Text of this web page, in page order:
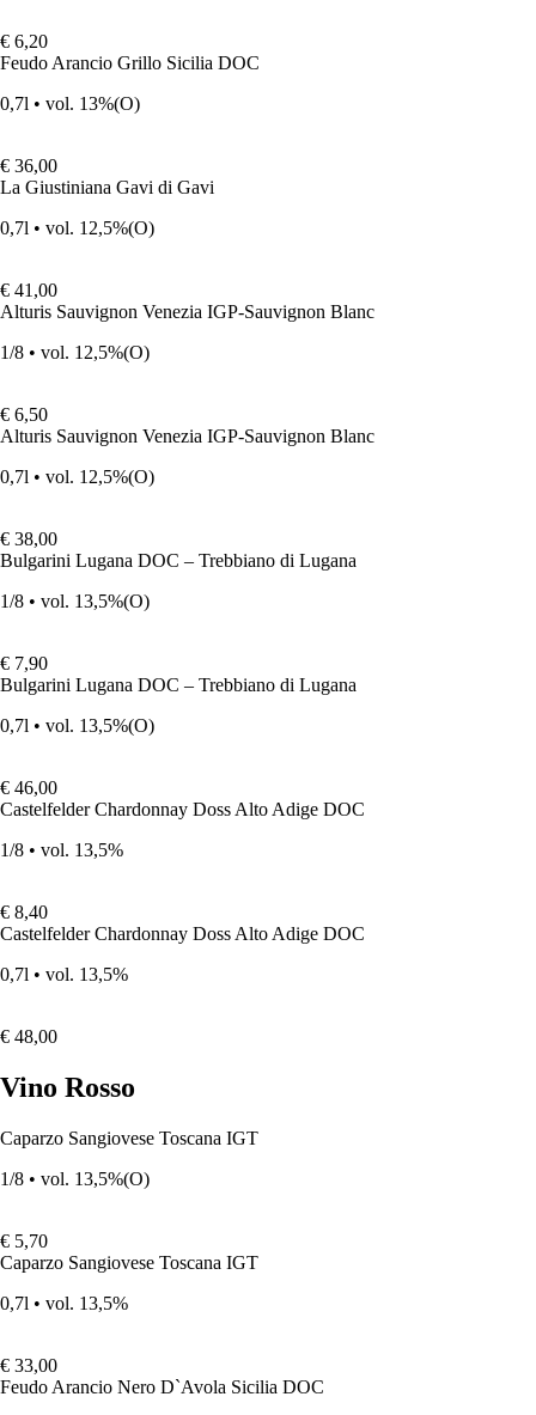
€ 6,20
Feudo Arancio Grillo Sicilia DOC
0,7l • vol. 13%(O)
€ 36,00
La Giustiniana Gavi di Gavi
0,7l • vol. 12,5%(O)
€ 41,00
Alturis Sauvignon Venezia IGP-Sauvignon Blanc
1/8 • vol. 12,5%(O)
€ 6,50
Alturis Sauvignon Venezia IGP-Sauvignon Blanc
0,7l • vol. 12,5%(O)
€ 38,00
Bulgarini Lugana DOC – Trebbiano di Lugana
1/8 • vol. 13,5%(O)
€ 7,90
Bulgarini Lugana DOC – Trebbiano di Lugana
0,7l • vol. 13,5%(O)
€ 46,00
Castelfelder Chardonnay Doss Alto Adige DOC
1/8 • vol. 13,5%
€ 8,40
Castelfelder Chardonnay Doss Alto Adige DOC
0,7l • vol. 13,5%
€ 48,00
Vino Rosso
Caparzo Sangiovese Toscana IGT
1/8 • vol. 13,5%(O)
€ 5,70
Caparzo Sangiovese Toscana IGT
0,7l • vol. 13,5%
€ 33,00
Feudo Arancio Nero D`Avola Sicilia DOC